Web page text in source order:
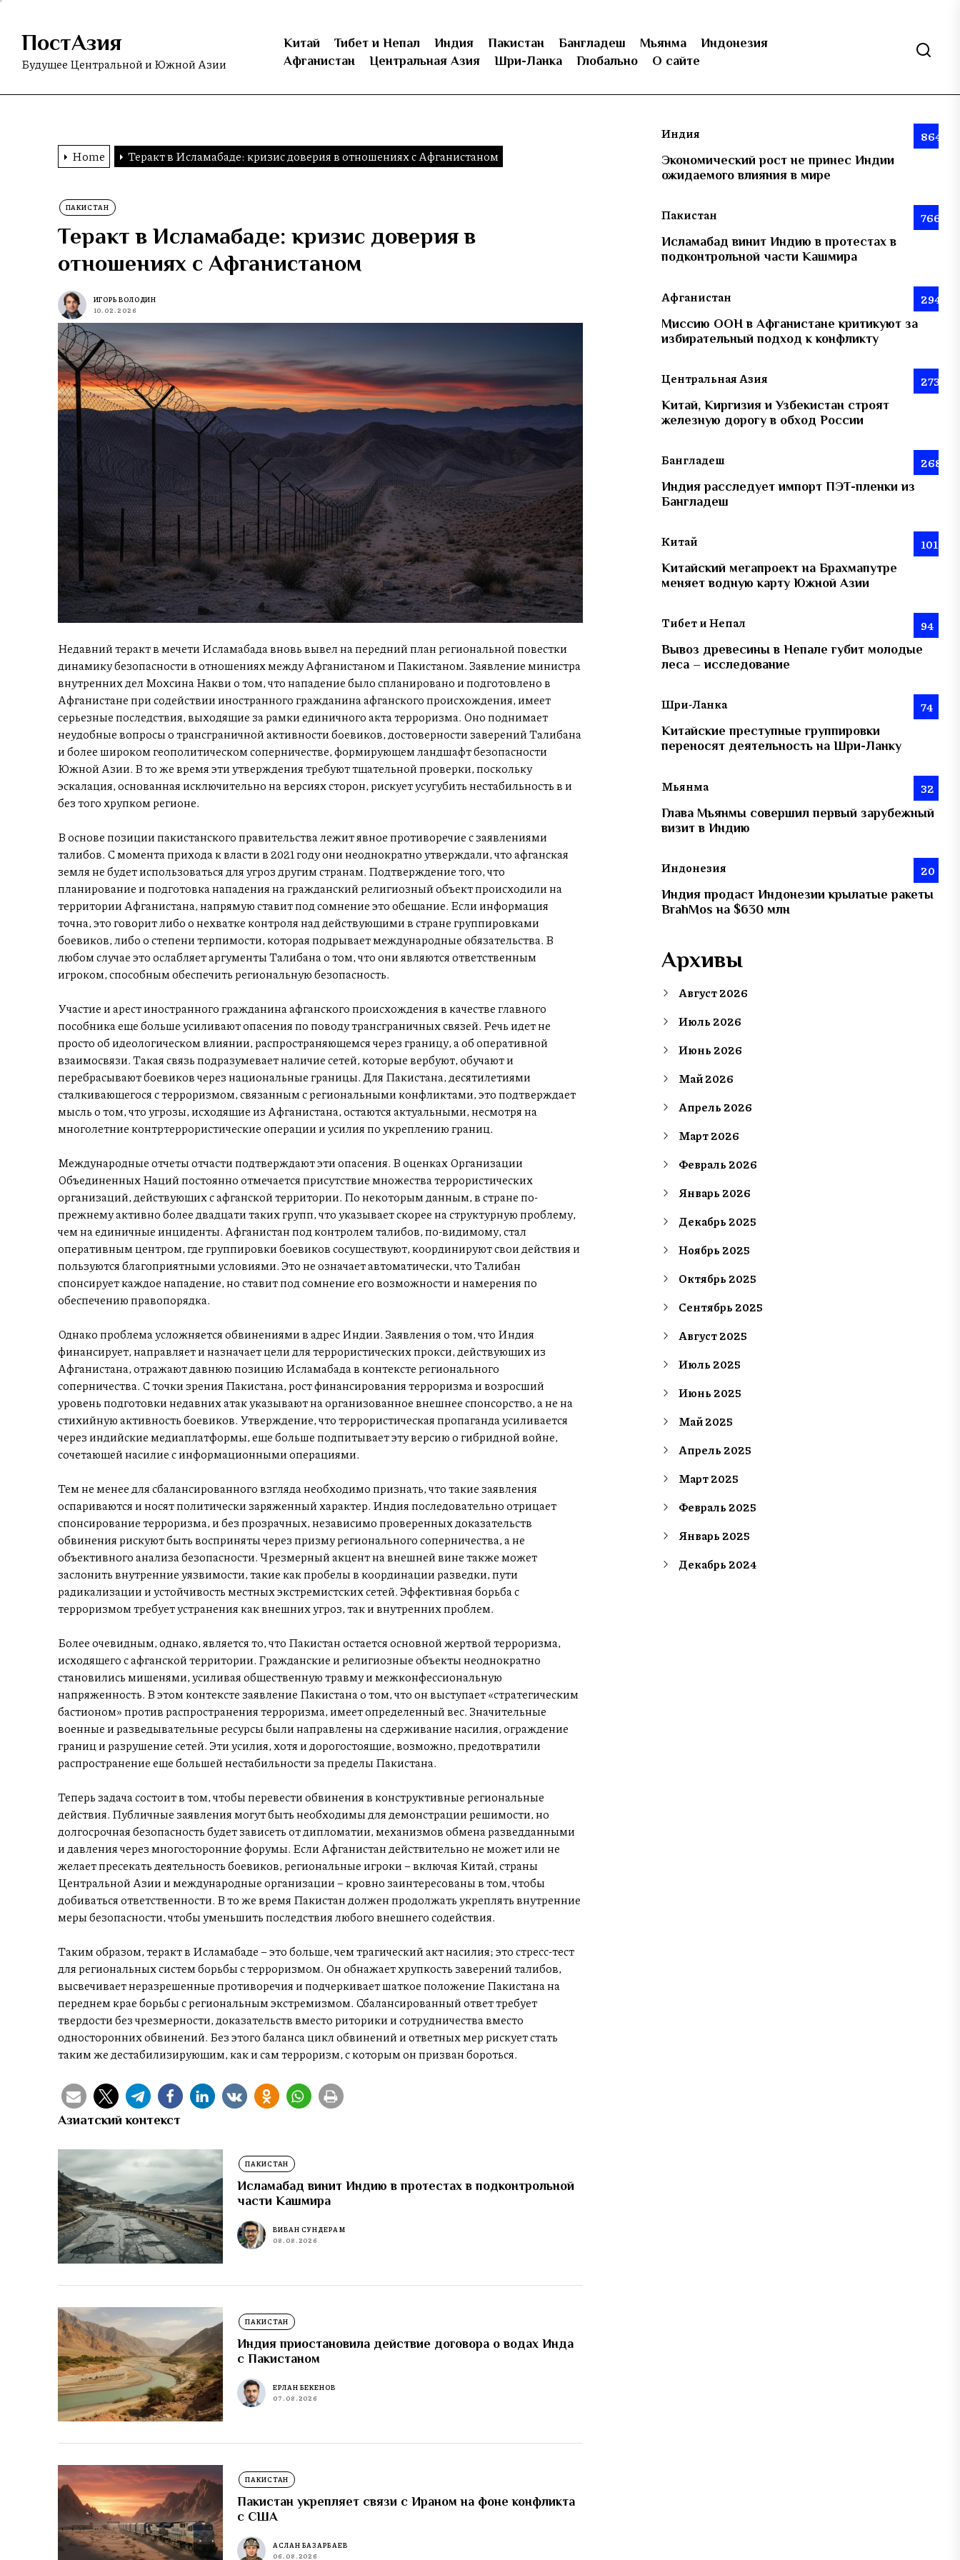
Skip
content
ПостАзия
Будущее Центральной и Южной Азии
Китай Тибет и Непал Индия Пакистан Бангладеш Мьянма
Индонезия
Афганистан
Центральная Азия Шри-Ланка Глобально О сайте
Home Теракт в Исламабаде: кризис доверия в отношениях с Афганистаном
ПАКИСТАН
Теракт в Исламабаде: кризис доверия в
отношениях с Афганистаном
ИГОРЬ ВОЛОДИН
10.02.2026
Недавний теракт в мечети Исламабада вновь вывел на передний план региональной повестки
динамику безопасности в отношениях между Афганистаном и Пакистаном. Заявление министра
внутренних дел Мохсина Накви о том, что нападение было спланировано и подготовлено в
Афганистане при содействии иностранного гражданина афганского происхождения, имеет
серьезные последствия, выходящие за рамки единичного акта терроризма. Оно поднимает
неудобные вопросы о трансграничной активности боевиков, достоверности заверений Талибана
и более широком геополитическом соперничестве, формирующем ландшафт безопасности
Южной Азии. В то же время эти утверждения требуют тщательной проверки, поскольку
эскалация, основанная исключительно на версиях сторон, рискует усугубить нестабильность в и
без того хрупком регионе.
В основе позиции пакистанского правительства лежит явное противоречие с заявлениями
талибов. С момента прихода к власти в 2021 году они неоднократно утверждали, что афганская
земля не будет использоваться для угроз другим странам. Подтверждение того, что
планирование и подготовка нападения на гражданский религиозный объект происходили на
территории Афганистана, напрямую ставит под сомнение это обещание. Если информация
точна, это говорит либо о нехватке контроля над действующими в стране группировками
боевиков, либо о степени терпимости, которая подрывает международные обязательства. В
любом случае это ослабляет аргументы Талибана о том, что они являются ответственным
игроком, способным обеспечить региональную безопасность.
Участие и арест иностранного гражданина афганского происхождения в качестве главного
пособника еще больше усиливают опасения по поводу трансграничных связей. Речь идет не
просто об идеологическом влиянии, распространяющемся через границу, а об оперативной
взаимосвязи. Такая связь подразумевает наличие сетей, которые вербуют, обучают и
перебрасывают боевиков через национальные границы. Для Пакистана, десятилетиями
сталкивающегося с терроризмом, связанным с региональными конфликтами, это подтверждает
мысль о том, что угрозы, исходящие из Афганистана, остаются актуальными, несмотря на
многолетние контртеррористические операции и усилия по укреплению границ.
Международные отчеты отчасти подтверждают эти опасения. В оценках Организации
Объединенных Наций постоянно отмечается присутствие множества террористических
организаций, действующих с афганской территории. По некоторым данным, в стране по-
прежнему активно более двадцати таких групп, что указывает скорее на структурную проблему,
чем на единичные инциденты. Афганистан под контролем талибов, по-видимому, стал
оперативным центром, где группировки боевиков сосуществуют, координируют свои действия и
пользуются благоприятными условиями. Это не означает автоматически, что Талибан
спонсирует каждое нападение, но ставит под сомнение его возможности и намерения по
обеспечению правопорядка.
Однако проблема усложняется обвинениями в адрес Индии. Заявления о том, что Индия
финансирует, направляет и назначает цели для террористических прокси, действующих из
Афганистана, отражают давнюю позицию Исламабада в контексте регионального
соперничества. С точки зрения Пакистана, рост финансирования терроризма и возросший
уровень подготовки недавних атак указывают на организованное внешнее спонсорство, а не на
стихийную активность боевиков. Утверждение, что террористическая пропаганда усиливается
через индийские медиаплатформы, еще больше подпитывает эту версию о гибридной войне,
сочетающей насилие с информационными операциями.
Тем не менее для сбалансированного взгляда необходимо признать, что такие заявления
оспариваются и носят политически заряженный характер. Индия последовательно отрицает
спонсирование терроризма, и без прозрачных, независимо проверенных доказательств
обвинения рискуют быть восприняты через призму регионального соперничества, а не
объективного анализа безопасности. Чрезмерный акцент на внешней вине также может
заслонить внутренние уязвимости, такие как пробелы в координации разведки, пути
радикализации и устойчивость местных экстремистских сетей. Эффективная борьба с
терроризмом требует устранения как внешних угроз, так и внутренних проблем.
Более очевидным, однако, является то, что Пакистан остается основной жертвой терроризма,
исходящего с афганской территории. Гражданские и религиозные объекты неоднократно
становились мишенями, усиливая общественную травму и межконфессиональную
напряженность. В этом контексте заявление Пакистана о том, что он выступает «стратегическим
бастионом» против распространения терроризма, имеет определенный вес. Значительные
военные и разведывательные ресурсы были направлены на сдерживание насилия, ограждение
границ и разрушение сетей. Эти усилия, хотя и дорогостоящие, возможно, предотвратили
распространение еще большей нестабильности за пределы Пакистана.
Теперь задача состоит в том, чтобы перевести обвинения в конструктивные региональные
действия. Публичные заявления могут быть необходимы для демонстрации решимости, но
долгосрочная безопасность будет зависеть от дипломатии, механизмов обмена разведданными
и давления через многосторонние форумы. Если Афганистан действительно не может или не
желает пресекать деятельность боевиков, региональные игроки – включая Китай, страны
Центральной Азии и международные организации – кровно заинтересованы в том, чтобы
добиваться ответственности. В то же время Пакистан должен продолжать укреплять внутренние
меры безопасности, чтобы уменьшить последствия любого внешнего содействия.
Таким образом, теракт в Исламабаде – это больше, чем трагический акт насилия; это стресс-тест
для региональных систем борьбы с терроризмом. Он обнажает хрупкость заверений талибов,
высвечивает неразрешенные противоречия и подчеркивает шаткое положение Пакистана на
переднем крае борьбы с региональным экстремизмом. Сбалансированный ответ требует
твердости без чрезмерности, доказательств вместо риторики и сотрудничества вместо
односторонних обвинений. Без этого баланса цикл обвинений и ответных мер рискует стать
таким же дестабилизирующим, как и сам терроризм, с которым он призван бороться.
Азиатский контекст
ПАКИСТАН
Исламабад винит Индию в протестах в подконтрольной
части Кашмира
ВИВАН СУНДЕРАМ
08.08.2026
ПАКИСТАН
Индия приостановила действие договора о водах Инда
с Пакистаном
ЕРЛАН БЕКЕНОВ
07.08.2026
ПАКИСТАН
Пакистан укрепляет связи с Ираном на фоне конфликта
с США
АСЛАН БАЗАРБАЕВ
06.08.2026
Индия 864
Экономический рост не принес Индии
ожидаемого влияния в мире
Пакистан 766
Исламабад винит Индию в протестах в
подконтрольной части Кашмира
Афганистан 294
Миссию ООН в Афганистане критикуют за
избирательный подход к конфликту
Центральная Азия 273
Китай, Киргизия и Узбекистан строят
железную дорогу в обход России
Бангладеш 268
Индия расследует импорт ПЭТ-пленки из
Бангладеш
Китай 101
Китайский мегапроект на Брахмапутре
меняет водную карту Южной Азии
Тибет и Непал 94
Вывоз древесины в Непале губит молодые
леса – исследование
Шри-Ланка 74
Китайские преступные группировки
переносят деятельность на Шри-Ланку
Мьянма 32
Глава Мьянмы совершил первый зарубежный
визит в Индию
Индонезия 20
Индия продаст Индонезии крылатые ракеты
BrahMos на $630 млн
Архивы
Август 2026
Июль 2026
Июнь 2026
Май 2026
Апрель 2026
Март 2026
Февраль 2026
Январь 2026
Декабрь 2025
Ноябрь 2025
Октябрь 2025
Сентябрь 2025
Август 2025
Июль 2025
Июнь 2025
Май 2025
Апрель 2025
Март 2025
Февраль 2025
Январь 2025
Декабрь 2024